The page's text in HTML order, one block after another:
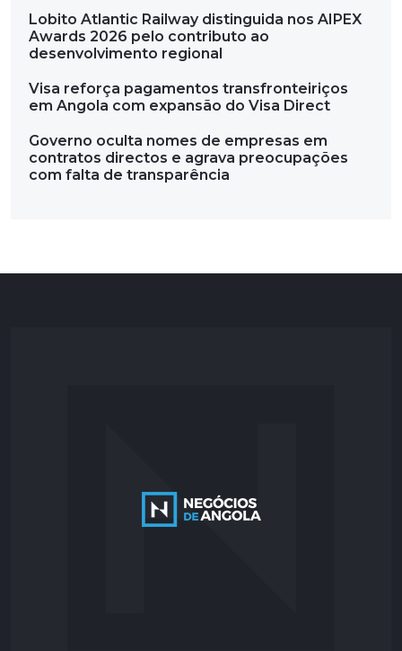
Lobito Atlantic Railway distinguida nos AIPEX
Awards 2026 pelo contributo ao
desenvolvimento regional
Visa reforça pagamentos transfronteiriços
em Angola com expansão do Visa Direct
Governo oculta nomes de empresas em
contratos directos e agrava preocupações
com falta de transparência